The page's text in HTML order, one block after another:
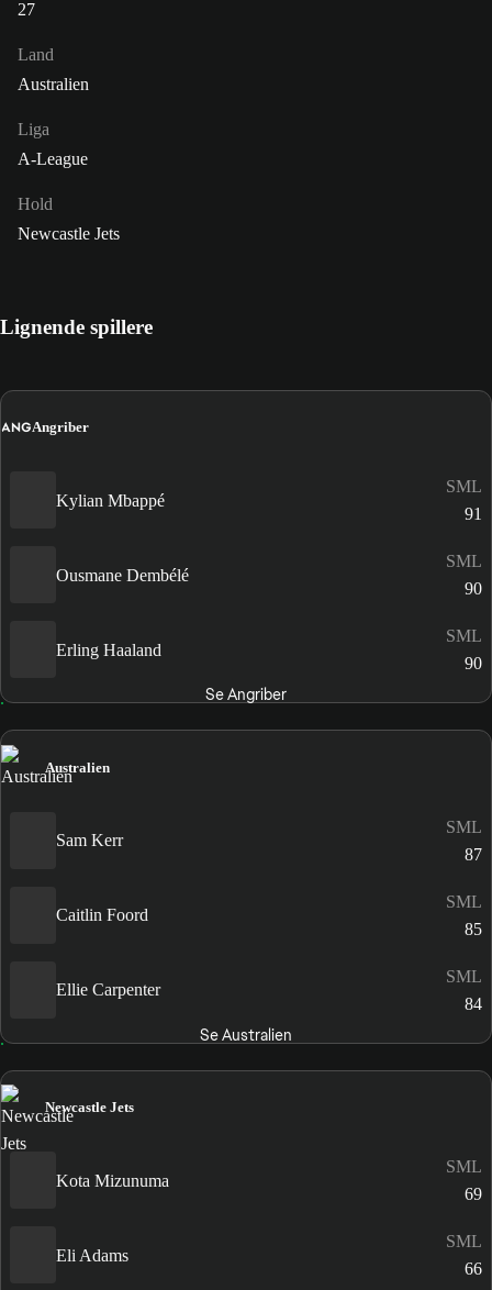
27
Land
Australien
Liga
A-League
Hold
Newcastle Jets
Lignende spillere
ANGAngriber
Kylian Mbappé
SML
91
Ousmane Dembélé
SML
90
Erling Haaland
SML
90
Se Angriber
Australien
Sam Kerr
SML
87
Caitlin Foord
SML
85
Ellie Carpenter
SML
84
Se Australien
Newcastle Jets
Kota Mizunuma
SML
69
Eli Adams
SML
66